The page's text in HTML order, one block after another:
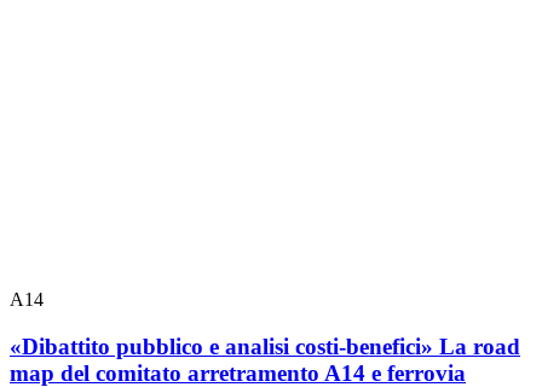
A14
«Dibattito pubblico e analisi costi-benefici» La road
map del comitato arretramento A14 e ferrovia